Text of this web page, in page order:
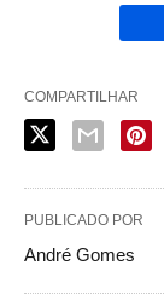
COMPARTILHAR
PUBLICADO POR
André Gomes